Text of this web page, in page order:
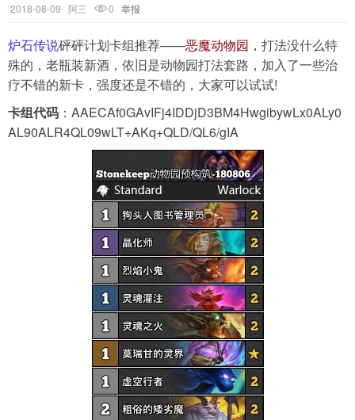
2018-08-09 阿三 0 举报
炉石传说砰砰计划卡组推荐——恶魔动物园 ，打法没什么特
殊的，老瓶装新酒，依旧是动物园打法套路，加入了一些治
疗不错的新卡，强度还是不错的，大家可以试试!
卡组代码 ：AAECAf0GAvIFj4IDDjD3BM4HwgibywLx0ALy0
AL90ALR4QL09wLT+AKq+QLD/QL6/gIA